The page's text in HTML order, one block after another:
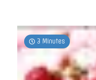
3 Minutes